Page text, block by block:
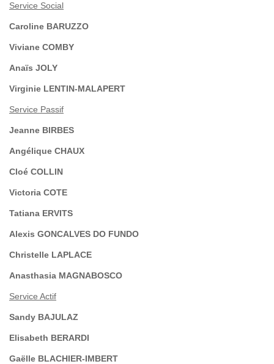
Service Social
Caroline BARUZZO
Viviane COMBY
Anaïs JOLY
Virginie LENTIN-MALAPERT
Service Passif
Jeanne BIRBES
Angélique CHAUX
Cloé COLLIN
Victoria COTE
Tatiana ERVITS
Alexis GONCALVES DO FUNDO
Christelle LAPLACE
Anasthasia MAGNABOSCO
Service Actif
Sandy BAJULAZ
Elisabeth BERARDI
Gaëlle BLACHIER-IMBERT